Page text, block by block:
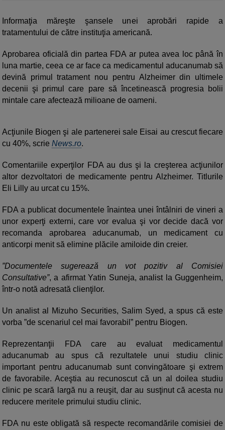
Informaţia măreşte şansele unei aprobări rapide a
tratamentului de către instituţia americană.
Aprobarea oficială din partea FDA ar putea avea loc până în
luna martie, ceea ce ar face ca medicamentul aducanumab să
devină primul tratament nou pentru Alzheimer din ultimele
decenii şi primul care pare să încetinească progresia bolii
mintale care afectează milioane de oameni.
Acţiunile Biogen şi ale partenerei sale Eisai au crescut fiecare
cu 40%, scrie News.ro.
Comentariile experţilor FDA au dus şi la creşterea acţiunilor
altor dezvoltatori de medicamente pentru Alzheimer. Titlurile
Eli Lilly au urcat cu 15%.
FDA a publicat documentele înaintea unei întâlniri de vineri a
unor experţi externi, care vor evalua şi vor decide dacă vor
recomanda aprobarea aducanumab, un medicament cu
anticorpi menit să elimine plăcile amiloide din creier.
”Documentele sugerează un vot pozitiv al Comisiei
Consultative”, a afirmat Yatin Suneja, analist la Guggenheim,
într-o notă adresată clienţilor.
Un analist al Mizuho Securities, Salim Syed, a spus că este
vorba ”de scenariul cel mai favorabil” pentru Biogen.
Reprezentanţii FDA care au evaluat medicamentul
aducanumab au spus că rezultatele unui studiu clinic
important pentru aducanumab sunt convingătoare şi extrem
de favorabile. Aceştia au recunoscut că un al doilea studiu
clinic pe scară largă nu a reuşit, dar au susţinut că acesta nu
reducere meritele primului studiu clinic.
FDA nu este obligată să respecte recomandările comisiei de